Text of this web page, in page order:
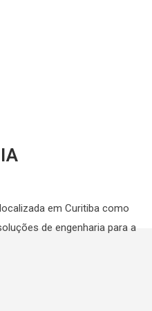
em Curitiba como
de engenharia para a